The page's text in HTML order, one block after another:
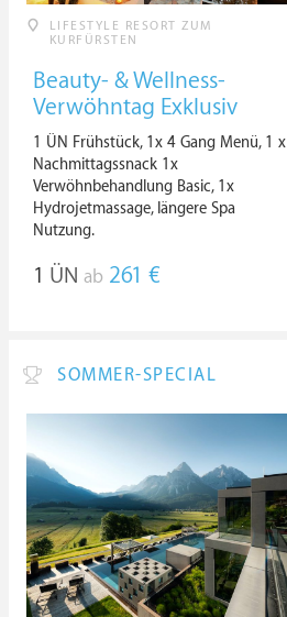
LIFESTYLE RESORT ZUM
KURFÜRSTEN
Beauty- & Wellness-
Verwöhntag Exklusiv
1 ÜN Frühstück, 1x 4 Gang Menü, 1 x
Nachmittagssnack 1x
Verwöhnbehandlung Basic, 1x
Hydrojetmassage, längere Spa
Nutzung.
1 ÜN ab 261 €
SOMMER-SPECIAL